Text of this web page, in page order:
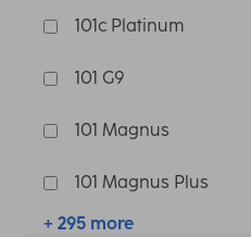
101c Platinum
101 G9
101 Magnus
101 Magnus Plus
+ 295 more